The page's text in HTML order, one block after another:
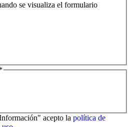
se visualiza el formulario
acepto la política de